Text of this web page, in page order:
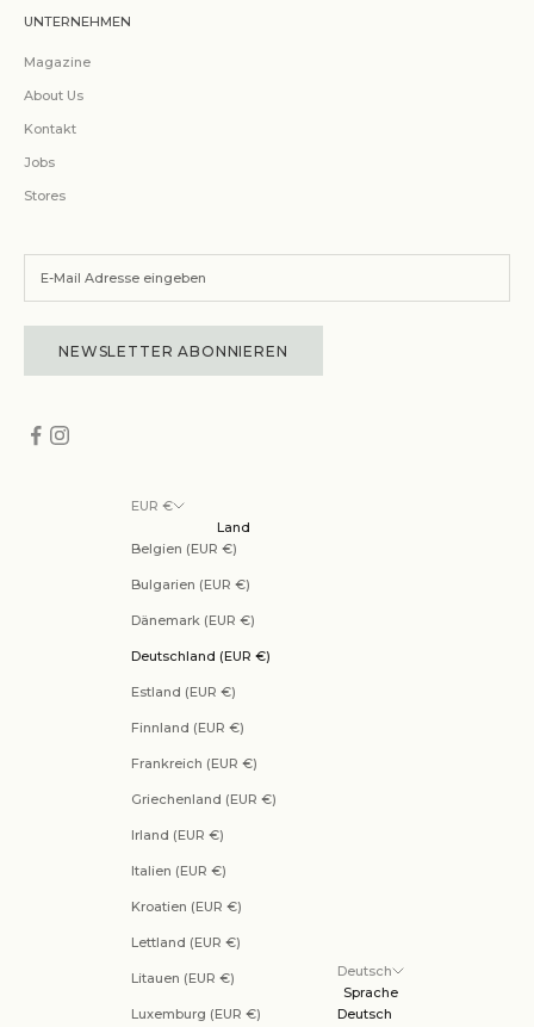
UNTERNEHMEN
Magazine
About Us
Kontakt
Jobs
Stores
NEWSLETTER ABONNIEREN
EUR €
Land
Belgien (EUR €)
Bulgarien (EUR €)
Dänemark (EUR €)
Deutschland (EUR €)
Estland (EUR €)
Finnland (EUR €)
Frankreich (EUR €)
Griechenland (EUR €)
Irland (EUR €)
Italien (EUR €)
Kroatien (EUR €)
Lettland (EUR €)
Litauen (EUR €)
Luxemburg (EUR €)
Deutsch
Sprache
Deutsch